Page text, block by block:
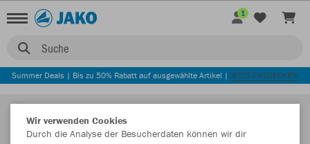
Suche
1
Summer Deals | Bis zu 50% Rabatt auf ausgewählte Artikel | JETZT ENTDECKEN
Wir verwenden Cookies
Durch die Analyse der Besucherdaten können wir dir